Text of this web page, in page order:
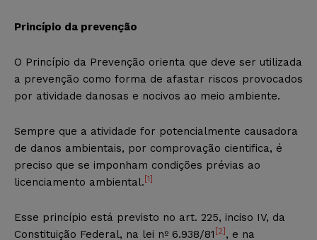
Princípio da prevenção
O Princípio da Prevenção orienta que deve ser utilizada
a prevenção como forma de afastar riscos provocados
por atividade danosas e nocivos ao meio ambiente.
Sempre que a atividade for potencialmente causadora
de danos ambientais, por comprovação cientifica, é
preciso que se imponham condições prévias ao
licenciamento ambiental. [1]
Esse princípio está previsto no art. 225, inciso IV, da
Constituição Federal, na lei nº 6.938/81 [2] , e na